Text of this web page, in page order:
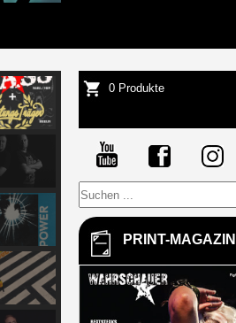
0 Produkte
PRINT-MAGAZIN